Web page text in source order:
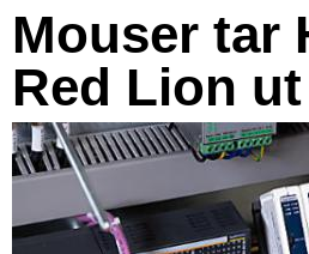
Mouser tar
Red Lion